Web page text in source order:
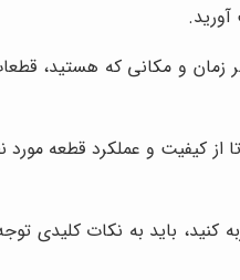
که در هر زمان و مکانی که هستید،
از کیفیت و عملکرد قطعه
کنید، باید به نکات کلیدی